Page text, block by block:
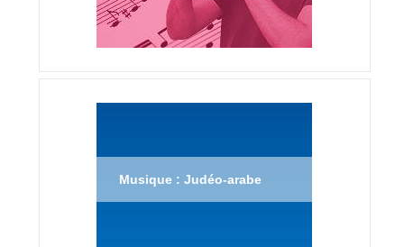
Musique : Judéo-arabe